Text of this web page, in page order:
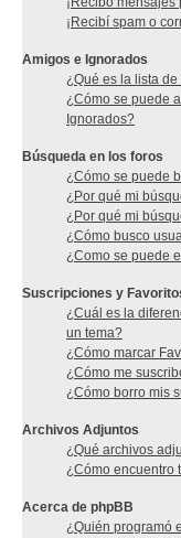
¡Recibí spam o
Amigos e Ignorados
¿Qué es la lista
¿Cómo se puede
Ignorados?
Búsqueda en los foros
¿Cómo se puede
¿Por qué mi
¿Por qué mi
¿Cómo busco
¿Como se puede
Suscripciones y
¿Cuál es la
un tema?
¿Cómo marcar
¿Cómo me
¿Cómo borro mis
Archivos Adjuntos
¿Qué archivos
¿Cómo encuentro
Acerca de phpBB
¿Quién programó